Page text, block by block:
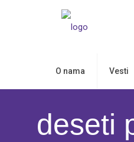
O nama Vesti
deseti